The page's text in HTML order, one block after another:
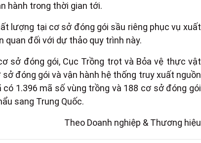
hành trong thời gian tới.
lượng tại cơ sở đóng gói sầu riêng phục vụ xuất
quan đối với dự thảo quy trình này.
sở đóng gói, Cục Trồng trọt và Bỏa vệ thực vật
đóng gói và vận hành hệ thống truy xuất nguồn
1.396 mã số vùng trồng và 188 cơ sở đóng gói
sang Trung Quốc.
Theo Doanh nghiệp & Thương hiệu